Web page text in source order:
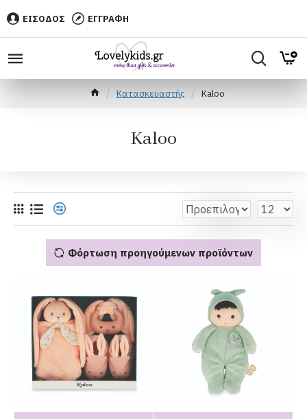
ΕΙΣΟΔΟΣ ΕΓΓΡΑΦΗ
Κατασκευαστής Kaloo
Kaloo
Φόρτωση προηγούμενων προϊόντων